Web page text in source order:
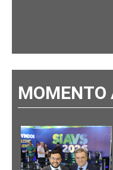
MOMENTO